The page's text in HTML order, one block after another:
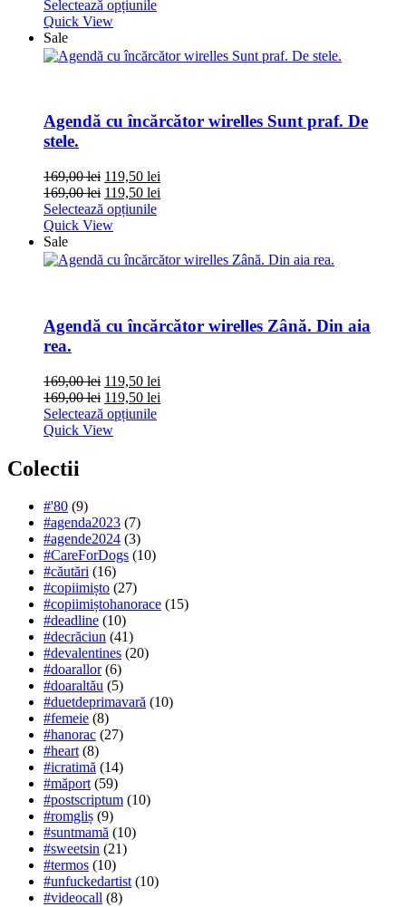
Selectează opțiunile
Quick View
Sale
Agendă cu încărcător wirelles Sunt praf. De
stele.
169,00lei 119,50 lei
169,00lei 119,50 lei
Selectează opțiunile
Quick View
Sale
Agendă cu încărcător wirelles Zână. Din aia
rea.
169,00lei 119,50 lei
169,00lei 119,50 lei
Selectează opțiunile
Quick View
Colectii
#'80 (9)
#agenda2023 (7)
#agende2024 (3)
#CareForDogs (10)
#căutări (16)
#copiimișto (27)
#copiimiștohanorace (15)
#deadline (10)
#decrăciun (41)
#devalentines (20)
#doarallor (6)
#doaraltău (5)
#duetdeprimavară (10)
#femeie (8)
#hanorac (27)
#heart (8)
#icratimă (14)
#măport (59)
#postscriptum (10)
#romgliș (9)
#suntmamă (10)
#sweetsin (21)
#termos (10)
#unfuckedartist (10)
#videocall (8)